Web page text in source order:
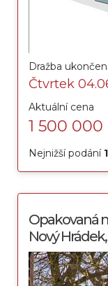
Dražba
Čtvrtek
Aktuální cena
1 500 000
Nejnižší podání
Opakovaná
Nový